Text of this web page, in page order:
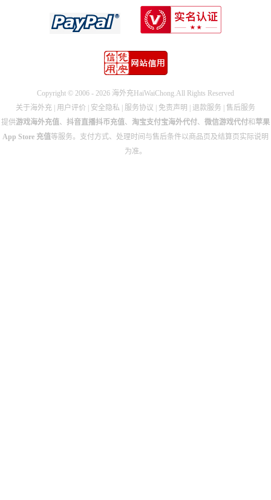
Copyright © 2006 - 2026 海外充HaiWaiChong.All Rights Reserved
关于海外充
用户评价 安全隐私 服务协议 免责声明 退款服务
售后服务
提供游戏海外充值、 抖音直播抖币充值、 淘宝支付宝海外代付、 微信游戏代付和 苹果
App Store 充值等服务。支付方式、处理时间与售后条件以商品页及结算页实际说明
为准。